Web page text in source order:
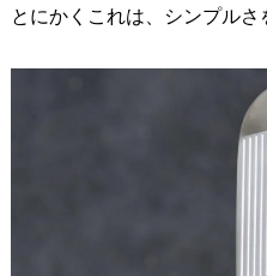
とにかくこれは、シンプルさ